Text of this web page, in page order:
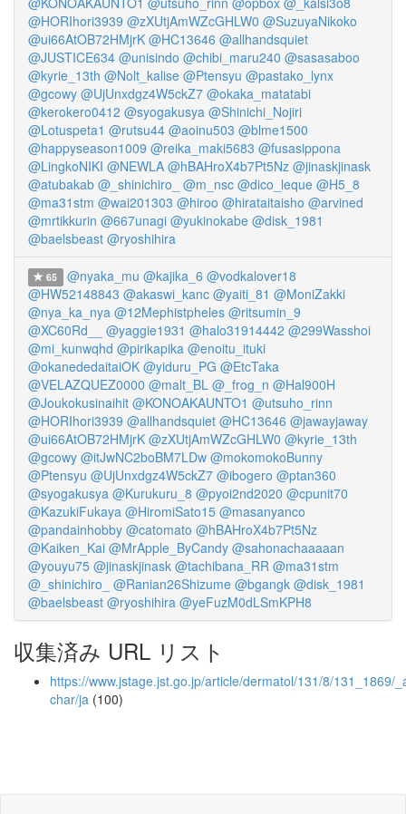
@HORIhori3939 @zXUtjAmWZcGHLW0 @SuzuyaNikoko
@ui66AtOB72HMjrK @HC13646 @allhandsquiet
@JUSTICE634 @unisindo @chibi_maru240 @sasasaboo
@kyrie_13th @Nolt_kalise @Ptensyu @pastako_lynx
@gcowy @UjUnxdgz4W5ckZ7 @okaka_matatabi
@kerokero0412 @syogakusya @Shinichi_Nojiri
@Lotuspeta1 @rutsu44 @aoinu503 @blme1500
@happyseason1009 @reika_maki5683 @fusasippona
@LingkoNIKI @NEWLA @hBAHroX4b7Pt5Nz @jinaskjinask
@atubakab @_shinichiro_ @m_nsc @dico_leque @H5_8
@ma31stm @wai201303 @hiroo @hirataitaisho @arvined
@mrtikkurin @667unagi @yukinokabe @disk_1981
@baelsbeast @ryoshihira
65 @nyaka_mu @kajika_6 @vodkalover18
@HW52148843 @akaswi_kanc @yaiti_81 @MoniZakki
@nya_ka_nya @12Mephistpheles @ritsumin_9
@XC60Rd__
@yaggie1931 @halo31914442 @299Wasshoi
@mi_kunwqhd @pirikapika @enoitu_ituki
@okanededaitaiOK @yiduru_PG @EtcTaka
@VELAZQUEZ0000 @malt_BL @_frog_n @Hal900H
@Joukokusinaihit @KONOAKAUNTO1 @utsuho_rinn
@HORIhori3939 @allhandsquiet @HC13646 @jawayjaway
@ui66AtOB72HMjrK @zXUtjAmWZcGHLW0 @kyrie_13th
@gcowy @itJwNC2boBM7LDw @mokomokoBunny
@Ptensyu @UjUnxdgz4W5ckZ7 @ibogero @ptan360
@syogakusya @Kurukuru_8 @pyoi2nd2020 @cpunit70
@KazukiFukaya @HiromiSato15 @masanyanco
@pandainhobby @catomato @hBAHroX4b7Pt5Nz
@Kaiken_Kai @MrApple_ByCandy @sahonachaaaaan
@youyu75 @jinaskjinask @tachibana_RR @ma31stm
@_shinichiro_
@Ranian26Shizume @bgangk @disk_1981
@baelsbeast @ryoshihira @yeFuzM0dLSmKPH8
収集済み URL リスト
https://www.jstage.jst.go.jp/article/dermatol/131/8/131_1869/
char/ja (100)